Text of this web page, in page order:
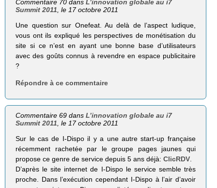
Commentaire 70 dansL’innovation globale au i7
Summit 2011 , le 17 octobre 2011
Une question sur Onefeat. Au delà de l’aspect ludique,
vous ont ils expliqué les perspectives de monétisation du
site si ce n’est en ayant une bonne base d’utilisateurs
avec des goûts connus à revendre en espace publicitaire
?
Répondre à ce commentaire
Commentaire 69 dansL’innovation globale au i7
Summit 2011, le 17 octobre 2011
Sur le cas de I-Dispo il y a une autre start-up française
récemment rachetée par le groupe pages jaunes qui
propose ce genre de service depuis 5 ans déjà:ClicRDV.
D’après le site internet de I-Dispo le service semble très
proche. Dans l’exécution cependant I-Dispo à l’air d’avoir